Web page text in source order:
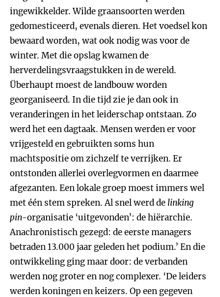
ingewikkelder. Wilde graansoorten werden
gedomesticeerd, evenals dieren. Het voedsel kon
bewaard worden, wat ook nodig was voor de
winter. Met die opslag kwamen de
herverdelingsvraagstukken in de wereld.
Überhaupt moest de landbouw worden
georganiseerd. In die tijd zie je dan ook in
veranderingen in het leiderschap ontstaan. Zo
werd het een dagtaak. Mensen werden er voor
vrijgesteld en gebruikten soms hun
machtspositie om zichzelf te verrijken. Er
ontstonden allerlei overlegvormen en daarmee
afgezanten. Een lokale groep moest immers wel
met één stem spreken. Al snel werd de linking
pin-organisatie ‘uitgevonden’: de hiërarchie.
Anachronistisch gezegd: de eerste managers
betraden 13.000 jaar geleden het podium.’ En die
ontwikkeling ging maar door: de verbanden
werden nog groter en nog complexer. ‘De leiders
werden koningen en keizers. Op een gegeven